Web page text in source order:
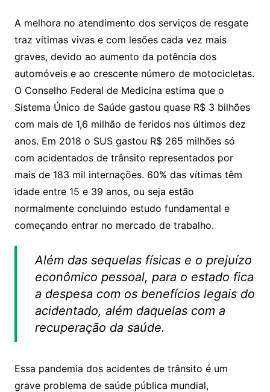
A melhora no atendimento dos serviços de resgate
traz vítimas vivas e com lesões cada vez mais
graves, devido ao aumento da potência dos
automóveis e ao crescente número de motocicletas.
O Conselho Federal de Medicina estima que o
Sistema Único de Saúde gastou quase R$ 3 bilhões
com mais de 1,6 milhão de feridos nos últimos dez
anos. Em 2018 o SUS gastou R$ 265 milhões só
com acidentados de trânsito representados por
mais de 183 mil internações. 60% das vítimas têm
idade entre 15 e 39 anos, ou seja estão
normalmente concluindo estudo fundamental e
começando entrar no mercado de trabalho.
Além das sequelas físicas e o prejuízo
econômico pessoal, para o estado fica
a despesa com os benefícios legais do
acidentado, além daquelas com a
recuperação da saúde.
Essa pandemia dos acidentes de trânsito é um
grave problema de saúde pública mundial,